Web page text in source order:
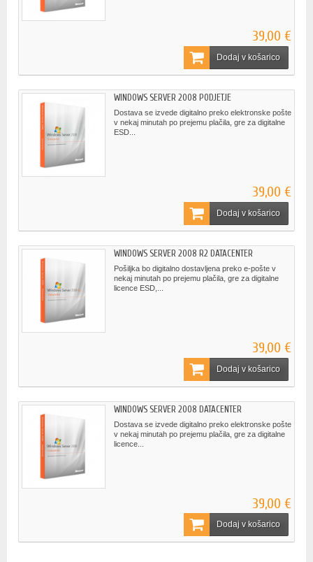
39,00 €
Dodaj v košarico
WINDOWS SERVER 2008 PODJETJE
Dostava se izvede digitalno preko elektronske pošte
v nekaj minutah po prejemu plačila, gre za digitalne
ESD...
39,00 €
Dodaj v košarico
WINDOWS SERVER 2008 R2 DATACENTER
Pošiljka bo digitalno dostavljena preko e-pošte v
nekaj minutah po prejemu plačila, gre za digitalne
licence ESD,...
39,00 €
Dodaj v košarico
WINDOWS SERVER 2008 DATACENTER
Dostava se izvede digitalno preko elektronske pošte
v nekaj minutah po prejemu plačila, gre za digitalne
licence...
39,00 €
Dodaj v košarico